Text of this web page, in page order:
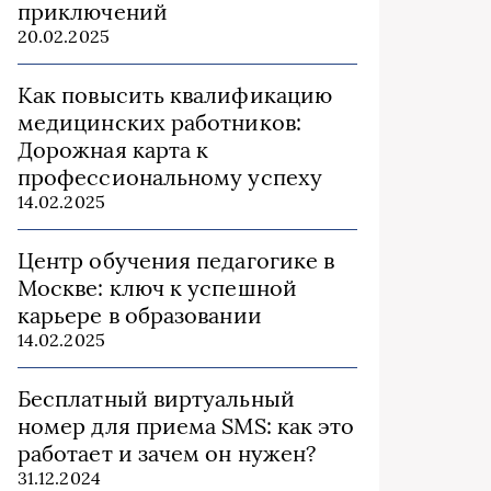
приключений
20.02.2025
Как повысить квалификацию
медицинских работников:
Дорожная карта к
профессиональному успеху
14.02.2025
Центр обучения педагогике в
Москве: ключ к успешной
карьере в образовании
14.02.2025
Бесплатный виртуальный
номер для приема SMS: как это
работает и зачем он нужен?
31.12.2024